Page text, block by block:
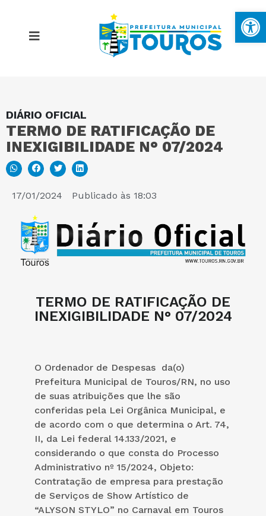
DIÁRIO OFICIAL
TERMO DE RATIFICAÇÃO DE
INEXIGIBILIDADE N° 07/2024
17/01/2024 Publicado às 18:03
TERMO DE RATIFICAÇÃO DE
INEXIGIBILIDADE N° 07/2024
O Ordenador de Despesas da(o)
Prefeitura Municipal de Touros/RN, no uso
de suas atribuições que lhe são
conferidas pela Lei Orgânica Municipal, e
de acordo com o que determina o Art. 74,
II, da Lei federal 14.133/2021, e
considerando o que consta do Processo
Administrativo nº 15/2024, Objeto:
Contratação de empresa para prestação
de Serviços de Show Artístico de
“ALYSON STYLO” no Carnaval em Touros
MAPA DO SITE
PORTAL DA TRANSPARÊNCIA
E-SIC
PERGUNTAS FREQUENTES